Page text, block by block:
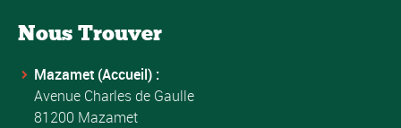
Nous Trouver
Mazamet (Accueil) :
Avenue Charles de Gaulle
81200 Mazamet